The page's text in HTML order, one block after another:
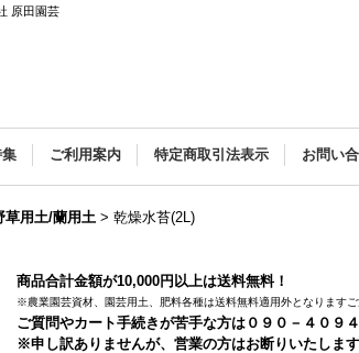
原田園芸
ご利用案内 特定商取引法表示 お問い
草用土/蘭用土 > 乾燥水苔(2L)
商品合計金額が10,000円以上は送料無料！
※農業園芸資材、園芸用土、肥料各種は送料無料適用外となりますご
ご質問やカート手続きが苦手な方は０９０－４０９
※申し訳ありませんが、営業の方はお断りいたします